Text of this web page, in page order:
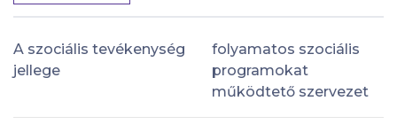
A szociális tevékenység
jellege
folyamatos szociális
programokat
működtető szervezet